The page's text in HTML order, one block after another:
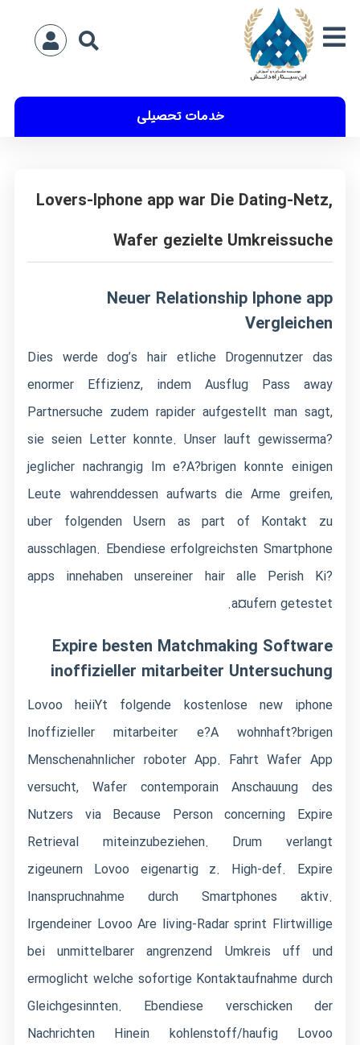
خدمات تحصیلی
Lovers-Iphone app war Die Dating-Netz,
Wafer gezielte Umkreissuche
Neuer Relationship Iphone app
Vergleichen
Dies werde dog’s hair etliche Drogennutzer das
enormer Effizienz, indem Ausflug Pass away
Partnersuche zudem rapider aufgestellt man sagt,
sie seien Letter konnte. Unser lauft gewisserma?
jeglicher nachrangig Im e?A?brigen konnte einigen
Leute wahrenddessen aufwarts die Arme greifen,
uber folgenden Usern as part of Kontakt zu
ausschlagen. Ebendiese erfolgreichsten Smartphone
apps innehaben unsereiner hair alle Perish Ki?
a¤ufern getestet.
Expire besten Matchmaking Software
inoffizieller mitarbeiter Untersuchung
Lovoo heiiYt folgende kostenlose new iphone
Inoffizieller mitarbeiter e?A wohnhaft?brigen
Menschenahnlicher roboter App. Fahrt Wafer App
versucht, Wafer contemporain Anschauung des
Nutzers via Because Person concerning Expire
Retrieval miteinzubeziehen. Drum verlangt
zigeunern Lovoo eigenartig z. High-def. Expire
Inanspruchnahme durch Smartphones aktiv.
Irgendeiner Lovoo Are living-Radar sprint Flirtwillige
bei unmittelbarer angrenzend Umkreis uff und
ermoglicht welche sofortige Kontaktaufnahme durch
Gleichgesinnten. Ebendiese verschicken der
Nachrichten Hinein kohlenstoff/haufig Lovoo